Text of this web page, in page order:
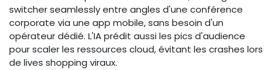
switcher seamlessly entre angles d'une conférence
corporate via une app mobile, sans besoin d'un
opérateur dédié. L'IA prédit aussi les pics d'audience
pour scaler les ressources cloud, évitant les crashes lors
de lives shopping viraux.